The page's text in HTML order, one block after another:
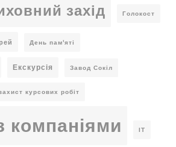
захід Голокост
День пам'яті
Екскурсія Завод Сокіл
курсових робіт
компаніями ІТ